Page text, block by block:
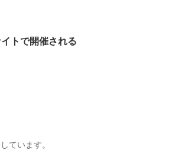
トで開催される
ています。